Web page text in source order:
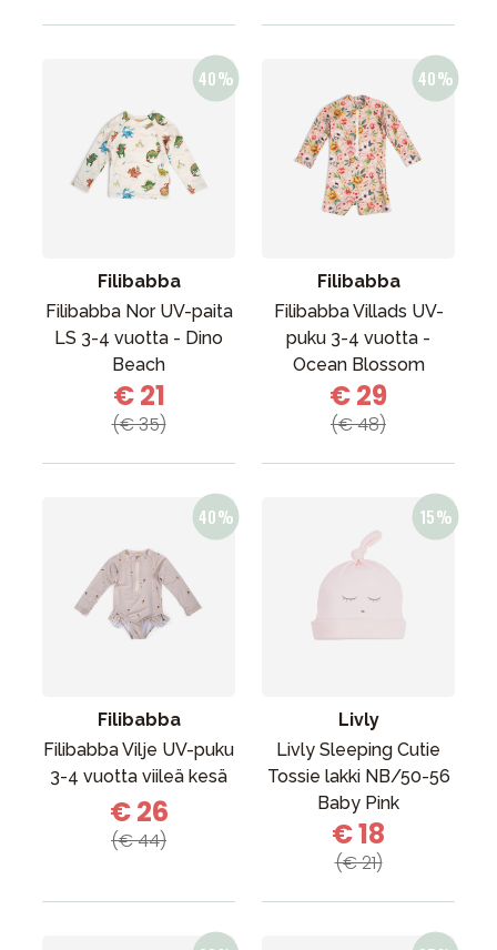
Filibabba
Filibabba Nor UV-paita
LS 3-4 vuotta - Dino
Beach
€ 21
(€ 35)
Filibabba
Filibabba Villads UV-
puku 3-4 vuotta -
Ocean Blossom
€ 29
(€ 48)
Filibabba
Filibabba Vilje UV-puku
3-4 vuotta viileä kesä
€ 26
(€ 44)
Livly
Livly Sleeping Cutie
Tossie lakki NB/50-56
Baby Pink
€ 18
(€ 21)